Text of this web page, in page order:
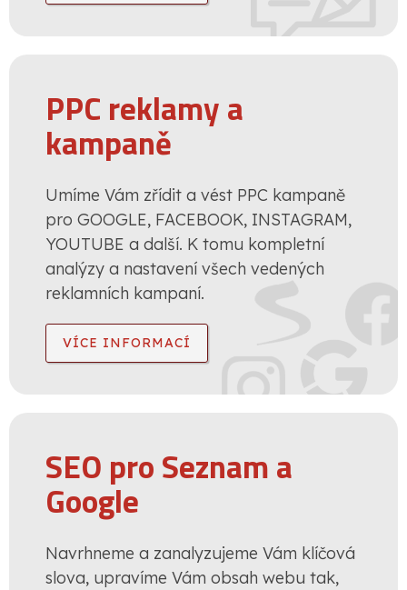
PPC reklamy a
kampaně
Umíme Vám zřídit a vést PPC kampaně
pro GOOGLE, FACEBOOK, INSTAGRAM,
YOUTUBE a další. K tomu kompletní
analýzy a nastavení všech vedených
reklamních kampaní.
VÍCE INFORMACÍ
SEO pro Seznam a
Google
Navrhneme a zanalyzujeme Vám klíčová
slova, upravíme Vám obsah webu tak,